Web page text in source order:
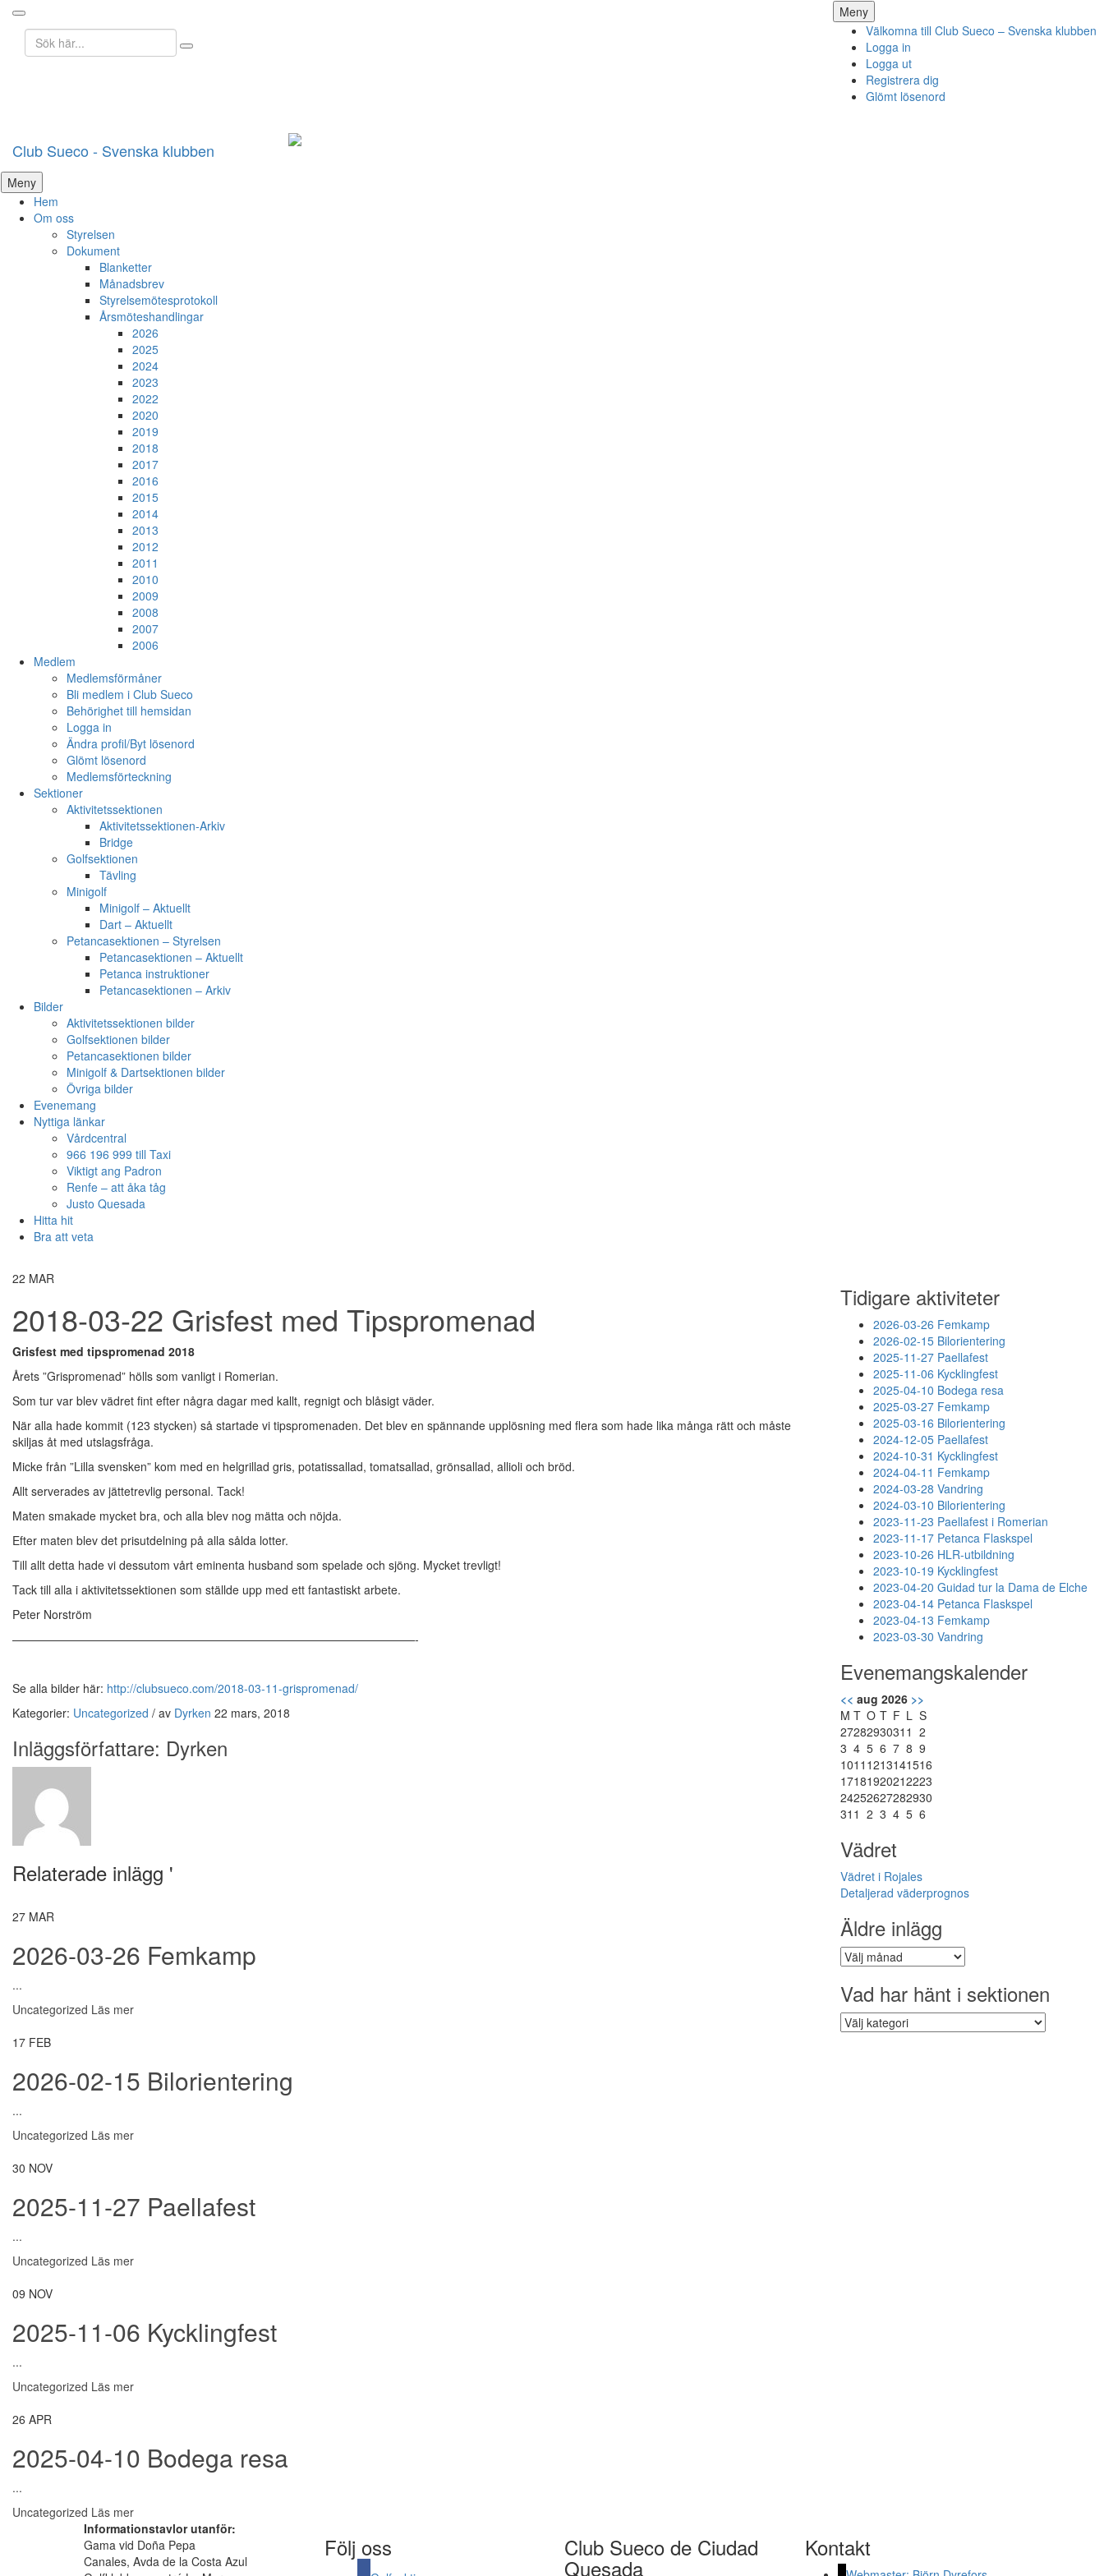
Meny Hoppa
till
innehåll
Välkomna till Club Sueco – Svenska klubben
Logga in
Logga ut
Registrera dig
Glömt lösenord
Sök
efter:
Club Sueco - Svenska klubben
Meny Hoppa
till
innehåll
Hem
Om oss
Styrelsen
Dokument
Blanketter
Månadsbrev
Styrelsemötesprotokoll
Årsmöteshandlingar
2026
2025
2024
2023
2022
2020
2019
2018
2017
2016
2015
2014
2013
2012
2011
2010
2009
2008
2007
2006
Medlem
Medlemsförmåner
Bli medlem i Club Sueco
Behörighet till hemsidan
Logga in
Ändra profil/Byt lösenord
Glömt lösenord
Medlemsförteckning
Sektioner
Aktivitetssektionen
Aktivitetssektionen-Arkiv
Bridge
Golfsektionen
Tävling
Minigolf
Minigolf – Aktuellt
Dart – Aktuellt
Petancasektionen – Styrelsen
Petancasektionen – Aktuellt
Petanca instruktioner
Petancasektionen – Arkiv
Bilder
Aktivitetssektionen bilder
Golfsektionen bilder
Petancasektionen bilder
Minigolf & Dartsektionen bilder
Övriga bilder
Evenemang
Nyttiga länkar
Vårdcentral
966 196 999 till Taxi
Viktigt ang Padron
Renfe – att åka tåg
Justo Quesada
Hitta hit
Bra att veta
22 MAR
2018-03-22 Grisfest med Tipspromenad
Grisfest med tipspromenad 2018
Årets ”Grispromenad” hölls som vanligt i Romerian.
Som tur var blev vädret fint efter några dagar med kallt, regnigt och blåsigt väder.
När alla hade kommit (123 stycken) så startade vi tipspromenaden. Det blev en spännande upplösning med flera som hade lika många rätt och måste
skiljas åt med utslagsfråga.
Micke från ”Lilla svensken” kom med en helgrillad gris, potatissallad, tomatsallad, grönsallad, allioli och bröd.
Allt serverades av jättetrevlig personal. Tack!
Maten smakade mycket bra, och alla blev nog mätta och nöjda.
Efter maten blev det prisutdelning på alla sålda lotter.
Till allt detta hade vi dessutom vårt eminenta husband som spelade och sjöng. Mycket trevligt!
Tack till alla i aktivitetssektionen som ställde upp med ett fantastiskt arbete.
Peter Norström
———————————————————————————————————-
Se alla bilder här: http://clubsueco.com/2018-03-11-grispromenad/
Kategorier: Uncategorized / av Dyrken 22 mars, 2018
Inläggsförfattare: Dyrken
Relaterade inlägg '
27 MAR
2026-03-26 Femkamp
...
Uncategorized Läs mer
17 FEB
2026-02-15 Bilorientering
...
Uncategorized Läs mer
30 NOV
2025-11-27 Paellafest
...
Uncategorized Läs mer
09 NOV
2025-11-06 Kycklingfest
...
Uncategorized Läs mer
26 APR
2025-04-10 Bodega resa
...
Uncategorized Läs mer
Tidigare aktiviteter
2026-03-26 Femkamp
2026-02-15 Bilorientering
2025-11-27 Paellafest
2025-11-06 Kycklingfest
2025-04-10 Bodega resa
2025-03-27 Femkamp
2025-03-16 Bilorientering
2024-12-05 Paellafest
2024-10-31 Kycklingfest
2024-04-11 Femkamp
2024-03-28 Vandring
2024-03-10 Bilorientering
2023-11-23 Paellafest i Romerian
2023-11-17 Petanca Flaskspel
2023-10-26 HLR-utbildning
2023-10-19 Kycklingfest
2023-04-20 Guidad tur la Dama de Elche
2023-04-14 Petanca Flaskspel
2023-04-13 Femkamp
2023-03-30 Vandring
Evenemangskalender
<< aug 2026 >>
M T O T F L S
2728293031 1 2
3 4 5 6 7 8 9
1011 1213141516
17181920212223
24252627282930
31 1 2 3 4 5 6
Vädret
Vädret i Rojales
Detaljerad väderprognos
Äldre inlägg
Äldre
inlägg
Vad har hänt i sektionen
Vad
har
Informationstavlor utanför:
Gama vid Doña Pepa
Canales, Avda de la Costa Azul
Följ oss Club Sueco de Ciudad
Quesada
Kontakt